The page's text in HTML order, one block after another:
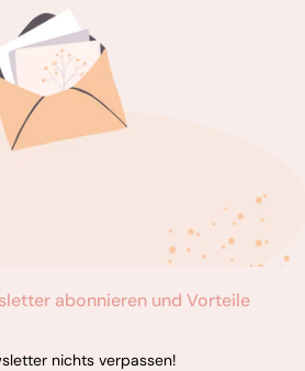
abonnieren und Vorteile
nichts verpassen!